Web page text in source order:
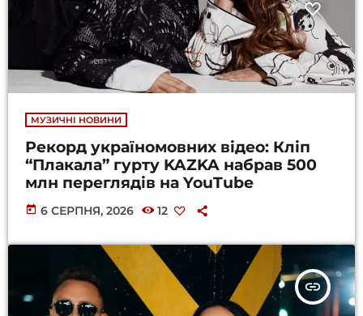
МУЗИЧНІ НОВИНИ
Рекорд україномовних відео: Кліп
“Плакала” гурту KAZKA набрав 500
млн переглядів на YouTube
today 6 СЕРПНЯ, 2026 12
insert_link